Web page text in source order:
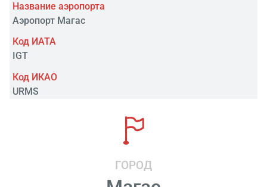
Название аэропорта
Аэропорт Магас
Код ИАТА
IGT
Код ИКАО
URMS
ГОРОД